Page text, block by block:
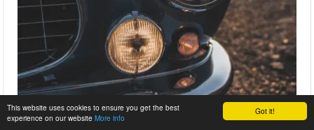
Got it!
This website uses cookies to ensure you get the best
experience on our website More info